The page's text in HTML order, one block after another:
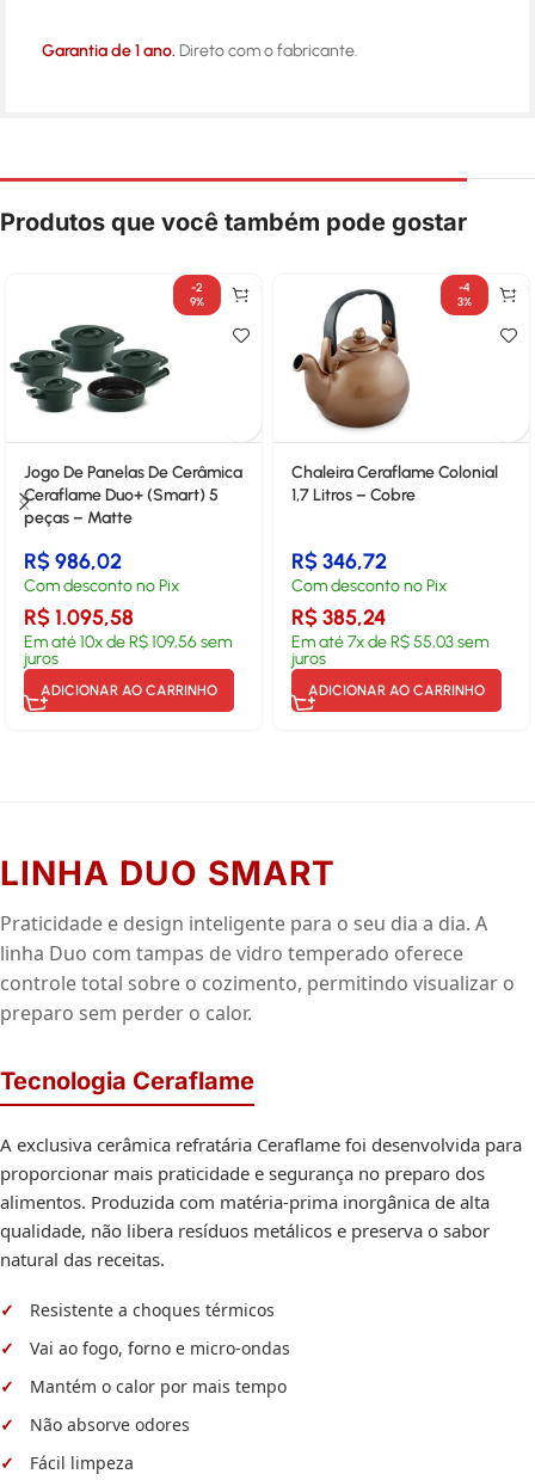
Garantia de 1 ano. Direto com o fabricante.
Produtos que você também pode gostar
-2
9%
Jogo De Panelas De Cerâmica
Ceraflame Duo+ (Smart) 5
peças – Matte
R$986,02
Com desconto no Pix
R$1.095,58
Em até10x deR$109,56 sem
juros
ADICIONAR AO CARRINHO
-4
3%
Chaleira Ceraflame Colonial
1,7 Litros – Cobre
R$346,72
Com desconto no Pix
R$385,24
Em até7x deR$55,03sem
juros
ADICIONAR AO CARRINHO
LINHA DUO SMART
Praticidade e design inteligente para o seu dia a dia. A
linha Duo com tampas de vidro temperado oferece
controle total sobre o cozimento, permitindo visualizar o
preparo sem perder o calor.
Tecnologia Ceraflame
A exclusiva cerâmica refratária Ceraflame foi desenvolvida para
proporcionar mais praticidade e segurança no preparo dos
alimentos. Produzida com matéria-prima inorgânica de alta
qualidade, não libera resíduos metálicos e preserva o sabor
natural das receitas.
Resistente a choques térmicos
Vai ao fogo, forno e micro-ondas
Mantém o calor por mais tempo
Não absorve odores
Fácil limpeza